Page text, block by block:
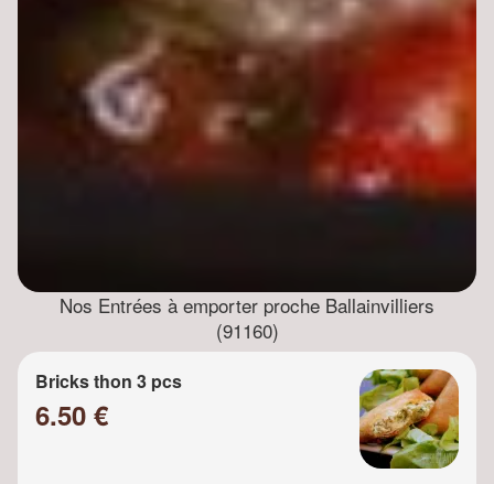
Nos Entrées à emporter proche Ballainvilliers
(91160)
Bricks thon 3 pcs
6.50 €